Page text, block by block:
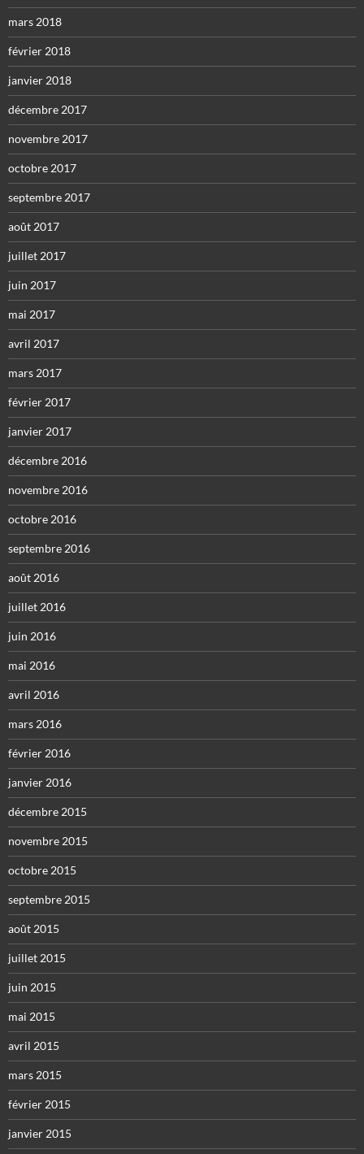
mars 2018
février 2018
janvier 2018
décembre 2017
novembre 2017
octobre 2017
septembre 2017
août 2017
juillet 2017
juin 2017
mai 2017
avril 2017
mars 2017
février 2017
janvier 2017
décembre 2016
novembre 2016
octobre 2016
septembre 2016
août 2016
juillet 2016
juin 2016
mai 2016
avril 2016
mars 2016
février 2016
janvier 2016
décembre 2015
novembre 2015
octobre 2015
septembre 2015
août 2015
juillet 2015
juin 2015
mai 2015
avril 2015
mars 2015
février 2015
janvier 2015